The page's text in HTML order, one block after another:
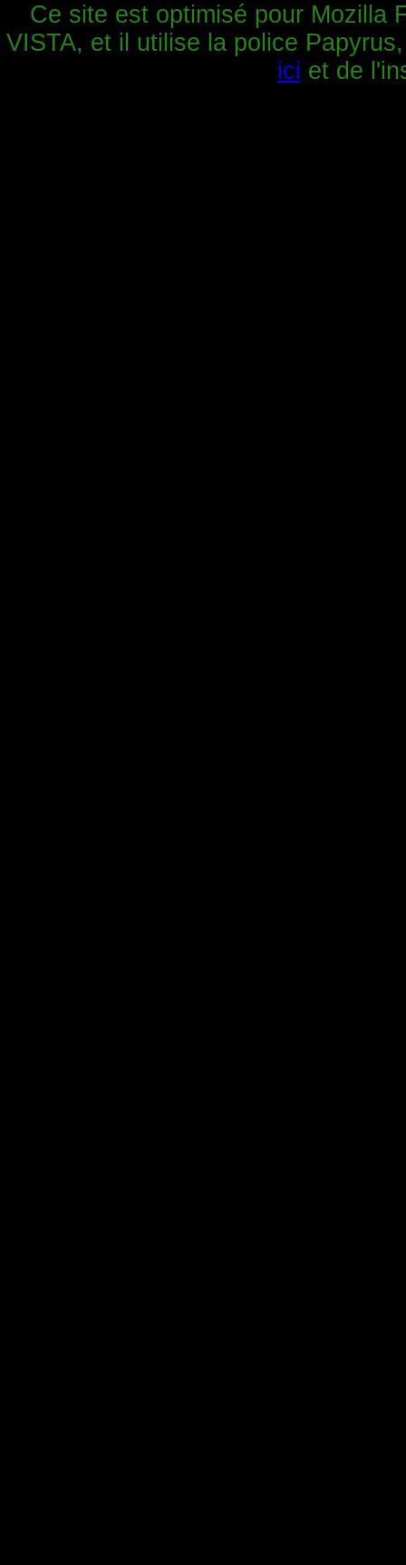
Ce site est optimisé pour Mozilla
VISTA, et il utilise la police
ici et de